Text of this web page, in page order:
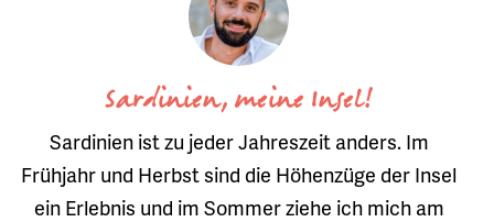
Sardinien, meine Insel!
Sardinien ist zu jeder Jahreszeit anders. Im
Frühjahr und Herbst sind die Höhenzüge der Insel
ein Erlebnis und im Sommer ziehe ich mich am